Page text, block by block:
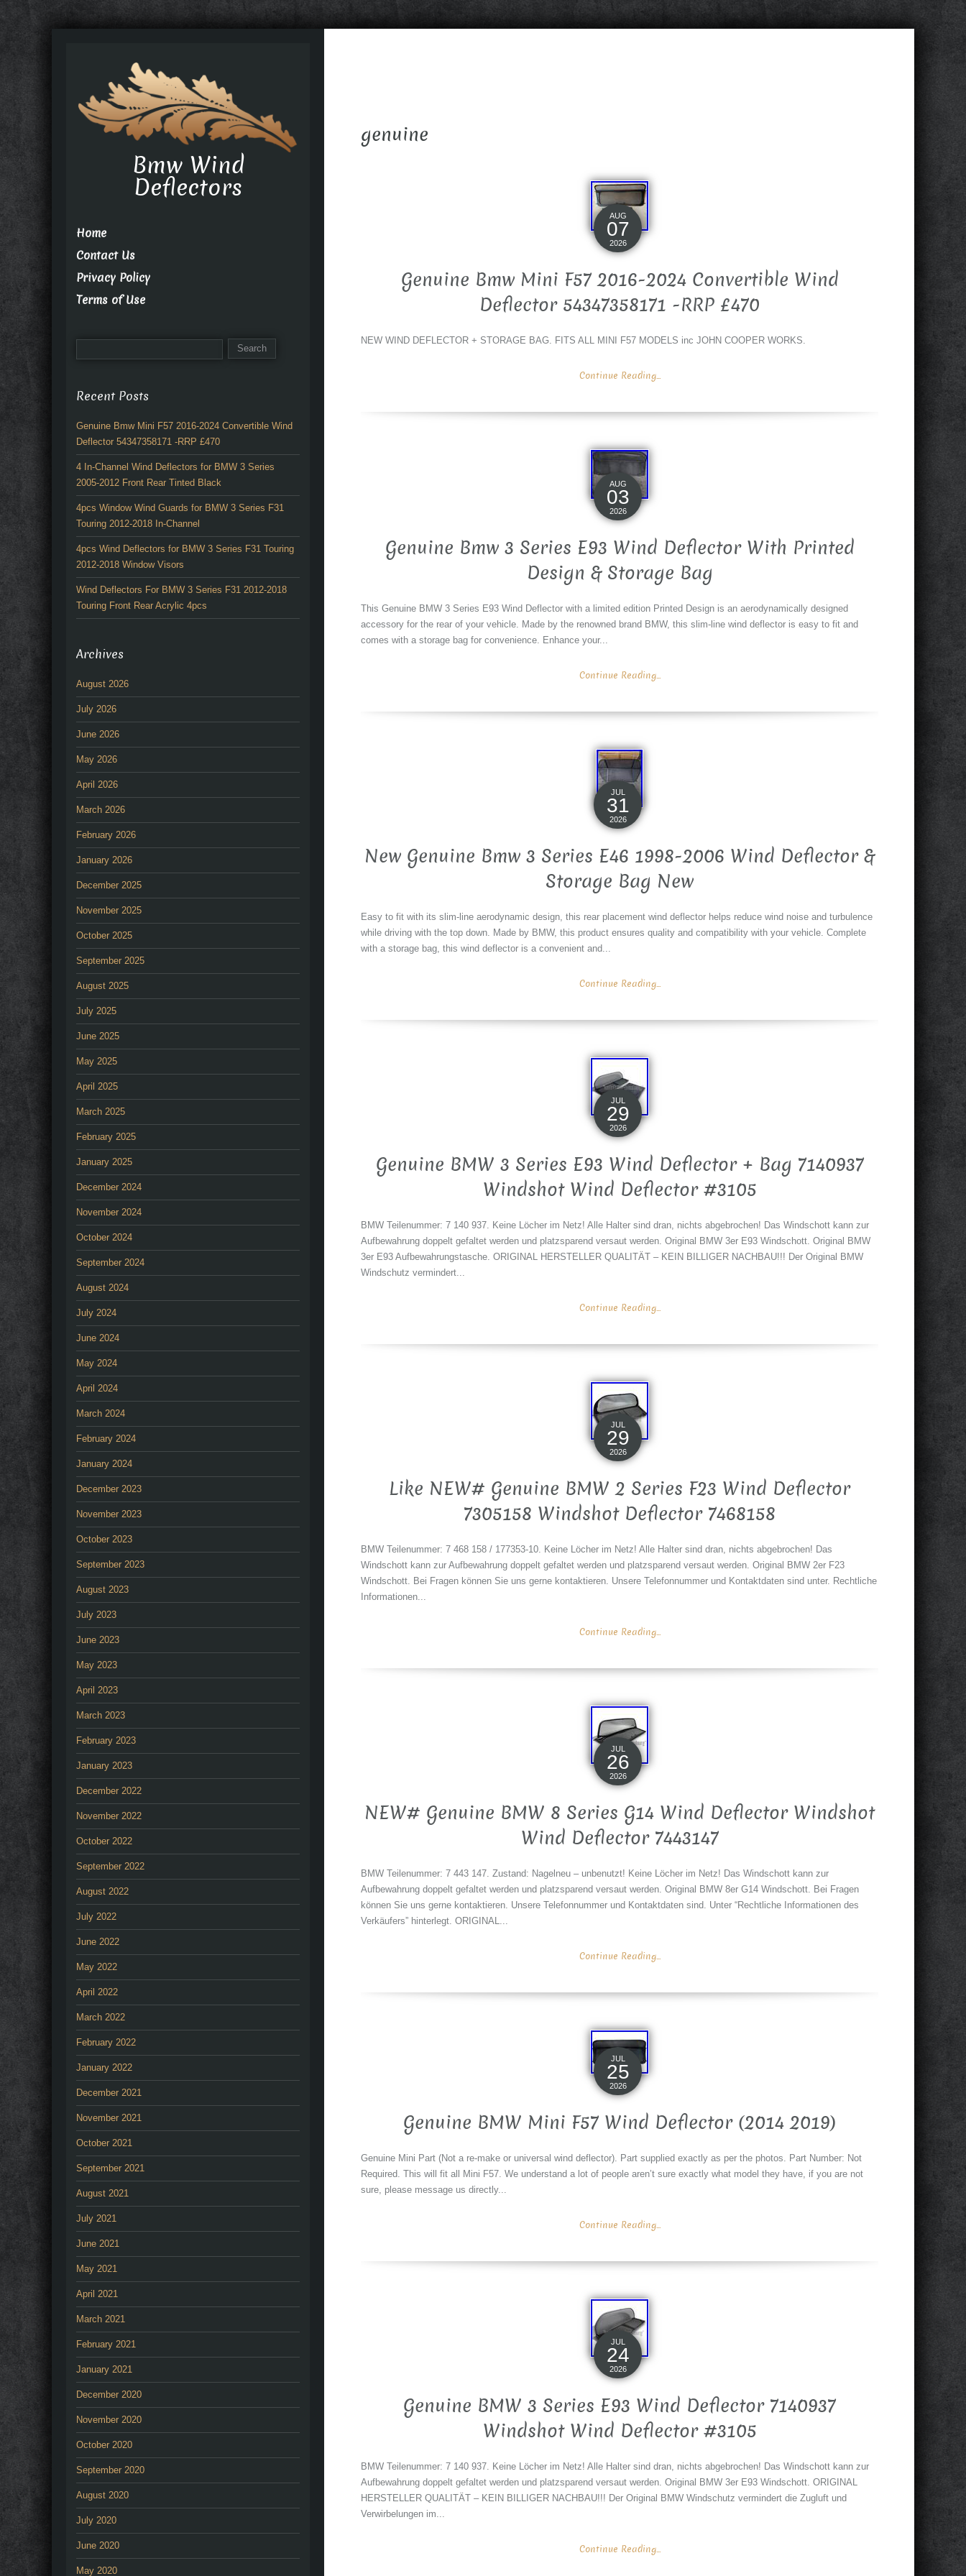
genuine
AUG
07
2026
Genuine Bmw Mini F57 2016-2024 Convertible Wind
Deflector 54347358171 -RRP £470
NEW WIND DEFLECTOR + STORAGE BAG. FITS ALL MINI F57 MODELS inc JOHN COOPER WORKS.
Continue Reading...
AUG
03
2026
Genuine Bmw 3 Series E93 Wind Deflector With Printed
Design & Storage Bag
This Genuine BMW 3 Series E93 Wind Deflector with a limited edition Printed Design is an aerodynamically designed
accessory for the rear of your vehicle. Made by the renowned brand BMW, this slim-line wind deflector is easy to fit and
comes with a storage bag for convenience. Enhance your...
Continue Reading...
JUL
31
2026
New Genuine Bmw 3 Series E46 1998-2006 Wind Deflector &
Storage Bag New
Easy to fit with its slim-line aerodynamic design, this rear placement wind deflector helps reduce wind noise and turbulence
while driving with the top down. Made by BMW, this product ensures quality and compatibility with your vehicle. Complete
with a storage bag, this wind deflector is a convenient and...
Continue Reading...
JUL
29
2026
Genuine BMW 3 Series E93 Wind Deflector + Bag 7140937
Windshot Wind Deflector #3105
BMW Teilenummer: 7 140 937. Keine Löcher im Netz! Alle Halter sind dran, nichts abgebrochen! Das Windschott kann zur
Aufbewahrung doppelt gefaltet werden und platzsparend versaut werden. Original BMW 3er E93 Windschott. Original BMW
3er E93 Aufbewahrungstasche. ORIGINAL HERSTELLER QUALITÄT – KEIN BILLIGER NACHBAU!!! Der Original BMW
Windschutz vermindert...
Continue Reading...
JUL
29
2026
Like NEW# Genuine BMW 2 Series F23 Wind Deflector
7305158 Windshot Deflector 7468158
BMW Teilenummer: 7 468 158 / 177353-10. Keine Löcher im Netz! Alle Halter sind dran, nichts abgebrochen! Das
Windschott kann zur Aufbewahrung doppelt gefaltet werden und platzsparend versaut werden. Original BMW 2er F23
Windschott. Bei Fragen können Sie uns gerne kontaktieren. Unsere Telefonnummer und Kontaktdaten sind unter. Rechtliche
Informationen...
Continue Reading...
JUL
26
2026
NEW# Genuine BMW 8 Series G14 Wind Deflector Windshot
Wind Deflector 7443147
BMW Teilenummer: 7 443 147. Zustand: Nagelneu – unbenutzt! Keine Löcher im Netz! Das Windschott kann zur
Aufbewahrung doppelt gefaltet werden und platzsparend versaut werden. Original BMW 8er G14 Windschott. Bei Fragen
können Sie uns gerne kontaktieren. Unsere Telefonnummer und Kontaktdaten sind. Unter “Rechtliche Informationen des
Verkäufers” hinterlegt. ORIGINAL...
Continue Reading...
JUL
25
2026
Genuine BMW Mini F57 Wind Deflector (2014 2019)
Genuine Mini Part (Not a re-make or universal wind deflector). Part supplied exactly as per the photos. Part Number: Not
Required. This will fit all Mini F57. We understand a lot of people aren’t sure exactly what model they have, if you are not
sure, please message us directly...
Continue Reading...
JUL
24
2026
Genuine BMW 3 Series E93 Wind Deflector 7140937
Windshot Wind Deflector #3105
BMW Teilenummer: 7 140 937. Keine Löcher im Netz! Alle Halter sind dran, nichts abgebrochen! Das Windschott kann zur
Aufbewahrung doppelt gefaltet werden und platzsparend versaut werden. Original BMW 3er E93 Windschott. ORIGINAL
HERSTELLER QUALITÄT – KEIN BILLIGER NACHBAU!!! Der Original BMW Windschutz vermindert die Zugluft und
Verwirbelungen im...
Continue Reading...
Bmw Wind
Deflectors
Home
Contact Us
Privacy Policy
Terms of Use
Recent Posts
Genuine Bmw Mini F57 2016-2024 Convertible Wind
Deflector 54347358171 -RRP £470
4 In-Channel Wind Deflectors for BMW 3 Series
2005-2012 Front Rear Tinted Black
4pcs Window Wind Guards for BMW 3 Series F31
Touring 2012-2018 In-Channel
4pcs Wind Deflectors for BMW 3 Series F31 Touring
2012-2018 Window Visors
Wind Deflectors For BMW 3 Series F31 2012-2018
Touring Front Rear Acrylic 4pcs
Archives
August 2026
July 2026
June 2026
May 2026
April 2026
March 2026
February 2026
January 2026
December 2025
November 2025
October 2025
September 2025
August 2025
July 2025
June 2025
May 2025
April 2025
March 2025
February 2025
January 2025
December 2024
November 2024
October 2024
September 2024
August 2024
July 2024
June 2024
May 2024
April 2024
March 2024
February 2024
January 2024
December 2023
November 2023
October 2023
September 2023
August 2023
July 2023
June 2023
May 2023
April 2023
March 2023
February 2023
January 2023
December 2022
November 2022
October 2022
September 2022
August 2022
July 2022
June 2022
May 2022
April 2022
March 2022
February 2022
January 2022
December 2021
November 2021
October 2021
September 2021
August 2021
July 2021
June 2021
May 2021
April 2021
March 2021
February 2021
January 2021
December 2020
November 2020
October 2020
September 2020
August 2020
July 2020
June 2020
May 2020